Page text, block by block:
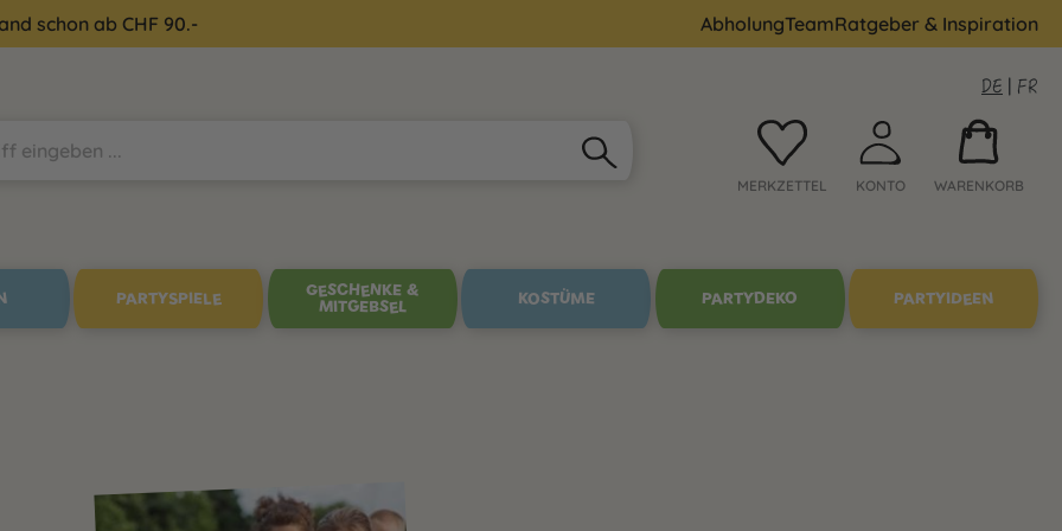
schon ab CHF 90.- AbholungTeamRatgeber & Inspiration
DE | FR
MERKZETTEL KONTO WARENKORB
PARTYSPIELE
GESCHENKE &
MITGEBSEL
KOSTÜME PARTYDEKO PARTYIDEEN